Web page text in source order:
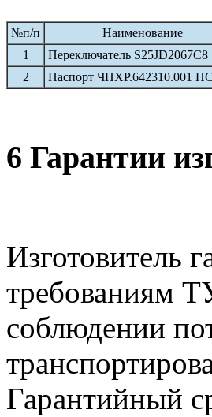
№п/п Наименование
1
Переключатель S25JD2067C8
2
Паспорт ЧПХР.642310.001 ПС
6 Гарантии
Изготовитель
требованиям
соблюдении
Гарантийный